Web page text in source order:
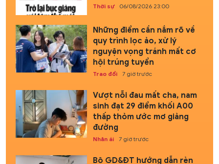
Thời sự 06/08/2026 23:00
Những điểm cần nắm rõ về
quy trình lọc ảo, xử lý
nguyện vọng tránh mất cơ
hội trúng tuyển
Trao đổi 7 giờ trước
Vượt nỗi đau mất cha, nam
sinh đạt 29 điểm khối A00
thấp thỏm ước mơ giảng
đường
Nhân ái 7 giờ trước
Bộ GD&ĐT hướng dẫn rèn